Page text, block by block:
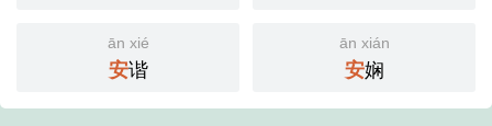
ān xié
安谐
ān xián
安娴